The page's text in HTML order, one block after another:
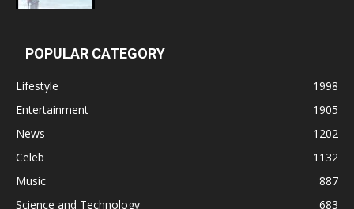
POPULAR CATEGORY
Lifestyle
1998
Entertainment
1905
News
1202
Celeb
1132
Music
887
Science and Technology
683